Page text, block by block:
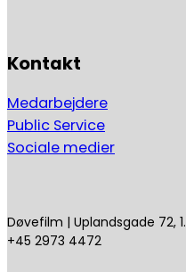
Kontakt
Medarbejdere
Public Service
Sociale medier
Døvefilm | Uplandsgade 72,
+45 2973 4472